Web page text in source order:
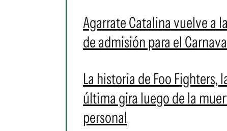
Agarrate Catalina vuelve a
de admisión para el
La historia de Foo Fighters,
última gira luego de la
personal